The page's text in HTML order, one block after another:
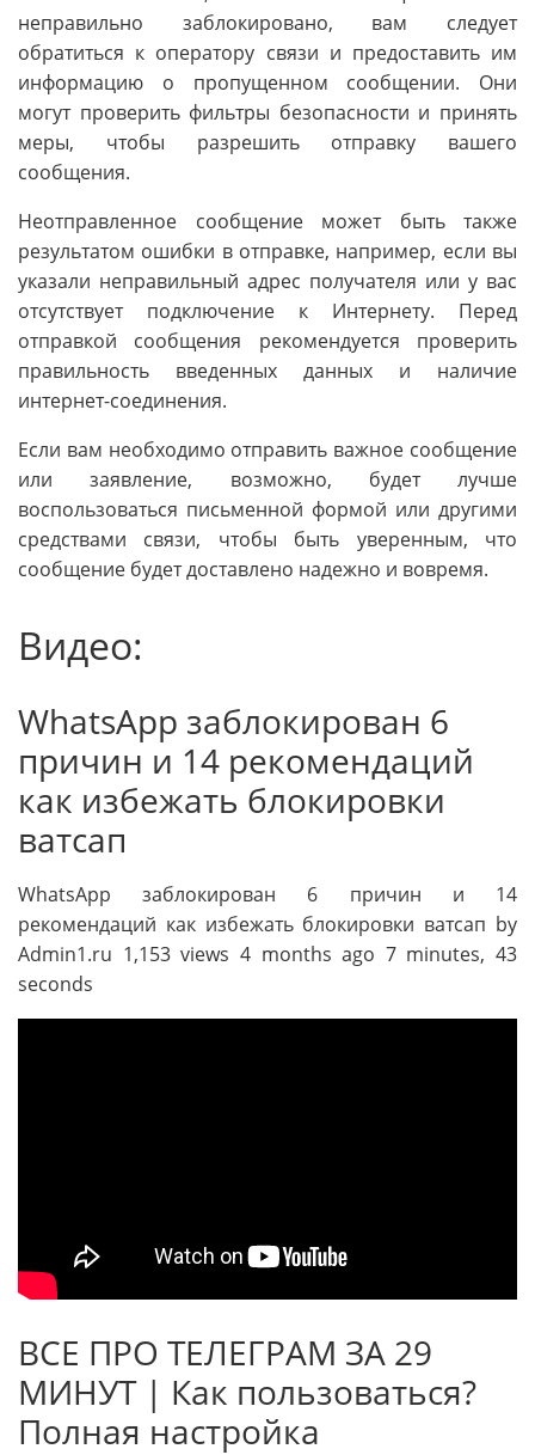
неправильно заблокировано, вам следует
обратиться к оператору связи и предоставить им
информацию о пропущенном сообщении. Они
могут проверить фильтры безопасности и принять
меры, чтобы разрешить отправку вашего
сообщения.
Неотправленное сообщение может быть также
результатом ошибки в отправке, например, если вы
указали неправильный адрес получателя или у вас
отсутствует подключение к Интернету. Перед
отправкой сообщения рекомендуется проверить
правильность введенных данных и наличие
интернет-соединения.
Если вам необходимо отправить важное сообщение
или заявление, возможно, будет лучше
воспользоваться письменной формой или другими
средствами связи, чтобы быть уверенным, что
сообщение будет доставлено надежно и вовремя.
Видео:
WhatsApp заблокирован 6
причин и 14 рекомендаций
как избежать блокировки
ватсап
WhatsApp заблокирован 6 причин и 14
рекомендаций как избежать блокировки ватсап by
Admin1.ru 1,153 views 4 months ago 7 minutes, 43
seconds
ВСЕ ПРО ТЕЛЕГРАМ ЗА 29
МИНУТ | Как пользоваться?
Полная настройка